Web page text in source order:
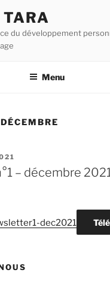
du développement
Menu
DÉCEMBRE
– décembre
dec2021